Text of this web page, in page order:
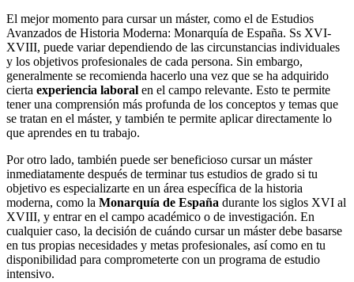
El mejor momento para cursar un máster, como el de Estudios
Avanzados de Historia Moderna: Monarquía de España. Ss XVI-
XVIII, puede variar dependiendo de las circunstancias individuales
y los objetivos profesionales de cada persona. Sin embargo,
generalmente se recomienda hacerlo una vez que se ha adquirido
cierta experiencia laboral en el campo relevante. Esto te permite
tener una comprensión más profunda de los conceptos y temas que
se tratan en el máster, y también te permite aplicar directamente lo
que aprendes en tu trabajo.
Por otro lado, también puede ser beneficioso cursar un máster
inmediatamente después de terminar tus estudios de grado si tu
objetivo es especializarte en un área específica de la historia
moderna, como la Monarquía de España durante los siglos XVI al
XVIII, y entrar en el campo académico o de investigación. En
cualquier caso, la decisión de cuándo cursar un máster debe basarse
en tus propias necesidades y metas profesionales, así como en tu
disponibilidad para comprometerte con un programa de estudio
intensivo.